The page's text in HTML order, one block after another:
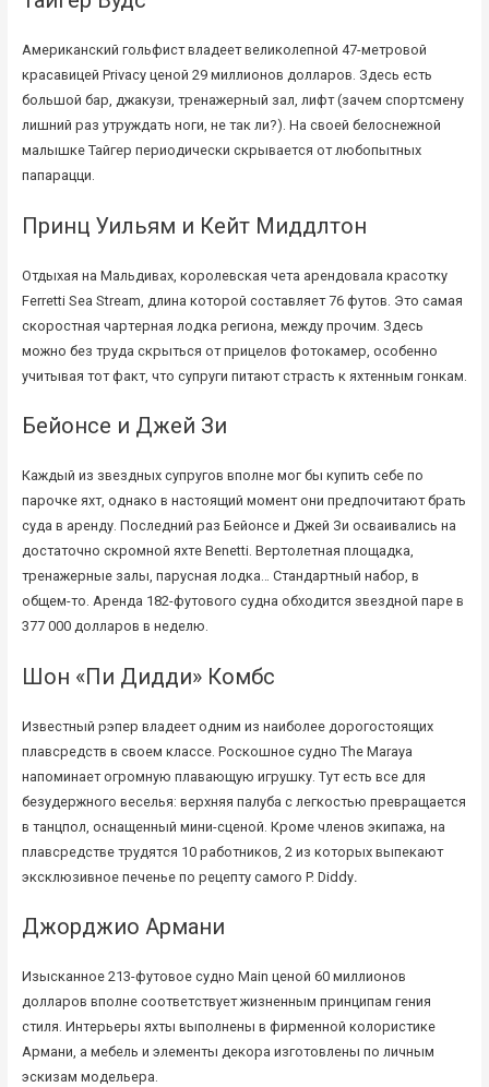
Американский гольфист владеет великолепной 47-метровой
красавицей Privacy ценой 29 миллионов долларов. Здесь есть
большой бар, джакузи, тренажерный зал, лифт (зачем спортсмену
лишний раз утруждать ноги, не так ли?). На своей белоснежной
малышке Тайгер периодически скрывается от любопытных
папарацци.
Принц Уильям и Кейт Миддлтон
Отдыхая на Мальдивах, королевская чета арендовала красотку
Ferretti Sea Stream, длина которой составляет 76 футов. Это самая
скоростная чартерная лодка региона, между прочим. Здесь
можно без труда скрыться от прицелов фотокамер, особенно
учитывая тот факт, что супруги питают страсть к яхтенным гонкам.
Бейонсе и Джей Зи
Каждый из звездных супругов вполне мог бы купить себе по
парочке яхт, однако в настоящий момент они предпочитают брать
суда в аренду. Последний раз Бейонсе и Джей Зи осваивались на
достаточно скромной яхте Benetti. Вертолетная площадка,
тренажерные залы, парусная лодка… Стандартный набор, в
общем-то. Аренда 182-футового судна обходится звездной паре в
377 000 долларов в неделю.
Шон «Пи Дидди» Комбс
Известный рэпер владеет одним из наиболее дорогостоящих
плавсредств в своем классе. Роскошное судно The Maraya
напоминает огромную плавающую игрушку. Тут есть все для
безудержного веселья: верхняя палуба с легкостью превращается
в танцпол, оснащенный мини-сценой. Кроме членов экипажа, на
плавсредстве трудятся 10 работников, 2 из которых выпекают
эксклюзивное печенье по рецепту самого P. Diddy.
Джорджио Армани
Изысканное 213-футовое судно Main ценой 60 миллионов
долларов вполне соответствует жизненным принципам гения
стиля. Интерьеры яхты выполнены в фирменной колористике
Армани, а мебель и элементы декора изготовлены по личным
эскизам модельера.